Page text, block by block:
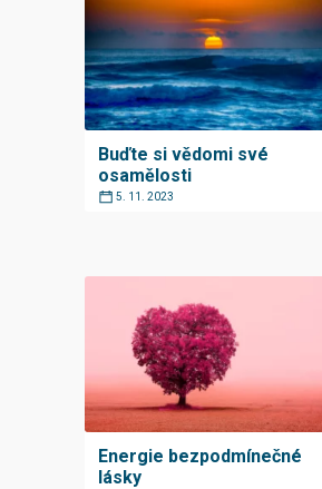
Buďte si vědomi své
osamělosti
5. 11. 2023
Energie bezpodmínečné
lásky